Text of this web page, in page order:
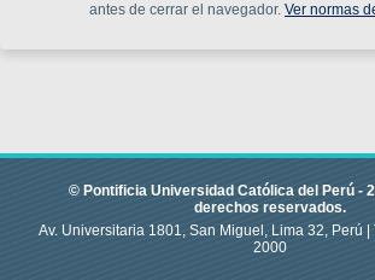
antes de cerrar el navegador. Ver normas
© Pontificia Universidad Católica del Perú -
derechos reservados.
Av. Universitaria 1801, San Miguel, Lima 32, Perú |
2000